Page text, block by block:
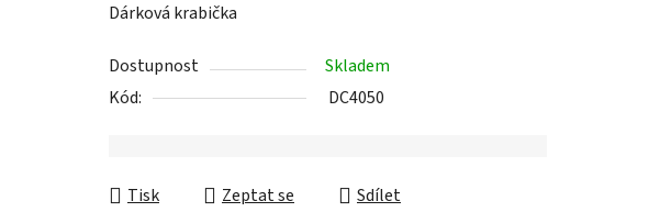
Dárková krabička
Dostupnost
Skladem
Kód:
DC4050
Tisk Zeptat se Sdílet